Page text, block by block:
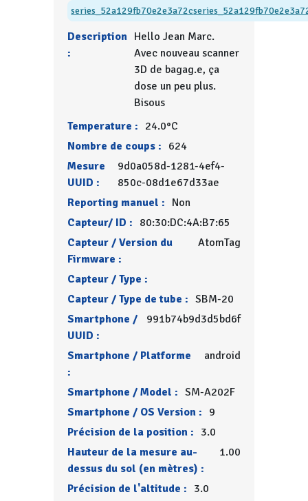
series_52a129fb70e2e3a72c
Description
:
Hello Jean Marc.
Avec nouveau scanner
3D de bagag.e, ça
dose un peu plus.
Bisous
Temperature : 24.0°C
Nombre de coups : 624
Mesure
UUID :
9d0a058d-1281-4ef4-
850c-08d1e67d33ae
Reporting manuel : Non
Capteur/ ID : 80:30:DC:4A:B7:65
Capteur / Version du
Firmware :
AtomTag
Capteur / Type :
Capteur / Type de tube : SBM-20
Smartphone /
UUID :
991b74b9d3d5bd6f
Smartphone / Platforme
:
android
Smartphone / Model : SM-A202F
Smartphone / OS Version : 9
Précision de la position : 3.0
Hauteur de la mesure au-
dessus du sol (en mètres) :
1.00
Précision de l'altitude : 3.0